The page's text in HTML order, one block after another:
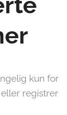
kun for
registrer